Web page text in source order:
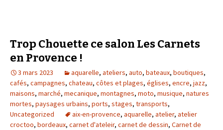
Trop Chouette ce salon Les Carnets
en Provence !
3 mars 2023 aquarelle, ateliers, auto, bateaux, boutiques,
cafés, campagnes, chateau, côtes et plages, églises, encre, jazz,
maisons, marché, mecanique, montagnes, moto, musique, natures
mortes, paysages urbains, ports, stages, transports,
Uncategorized
aix-en-provence, aquarelle, atelier, atelier
croctoo, bordeaux, carnet d'ateleir, carnet de dessin, Carnet de